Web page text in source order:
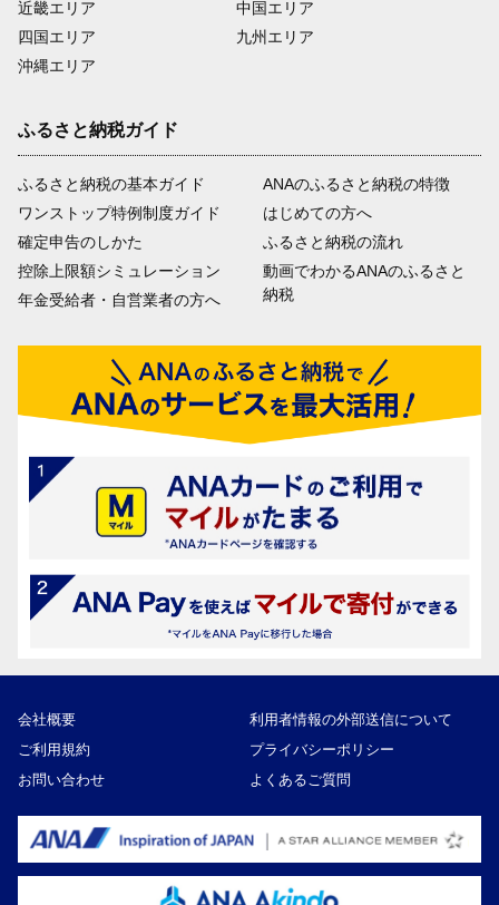
近畿エリア
四国エリア
沖縄エリア
中国エリア
九州エリア
ふるさと納税ガイド
ふるさと納税の基本ガイド
ワンストップ特例制度ガイド
確定申告のしかた
控除上限額シミュレーション
年金受給者・自営業者の方へ
ANAのふるさと納税の特徴
はじめての方へ
ふるさと納税の流れ
動画でわかるANAのふるさと
納税
会社概要
利用者情報の外部送信について
ご利用規約
プライバシーポリシー
お問い合わせ
よくあるご質問